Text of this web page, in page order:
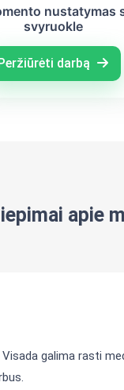
nustatymas
svyruokle
darbą
apie
galima rasti